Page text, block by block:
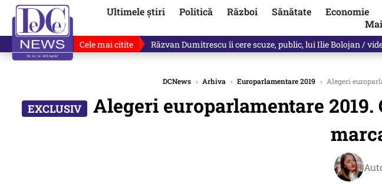
Ultimele știri Politică Război Sănătate Economie
Cele mai citite De ce minte Ilie Bolojan? Ce spune Mircea Badea: E o
DCNews › Arhiva › Europarlamentare 2019 › Alegeri
Alegeri europarlamentare